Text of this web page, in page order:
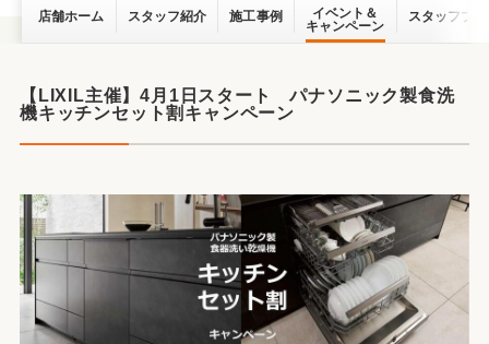
店舗ホーム スタッフ紹介 施工事例
イベント＆
キャンペーン
スタッフブ
【LIXIL主催】4月1日スタート パナソニック製食洗
機キッチンセット割キャンペーン